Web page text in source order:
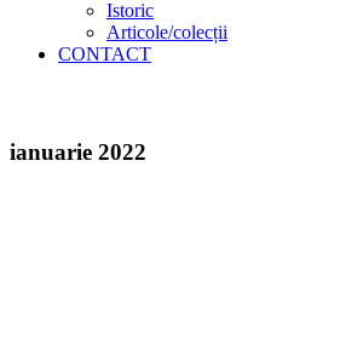
Istoric
Articole/colecții
CONTACT
ianuarie 2022